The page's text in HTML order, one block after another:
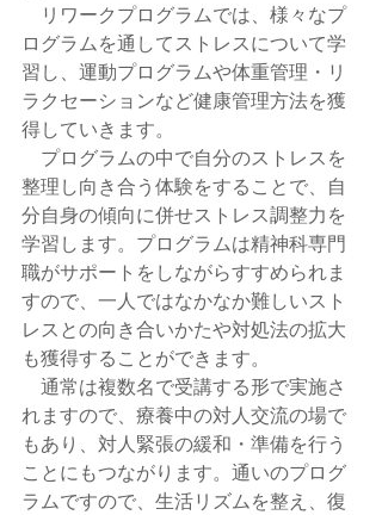
リワークプログラムでは、様々なプ
ログラムを通してストレスについて学
習し、運動プログラムや体重管理・リ
ラクセーションなど健康管理方法を獲
得していきます。
プログラムの中で自分のストレスを
整理し向き合う体験をすることで、自
分自身の傾向に併せストレス調整力を
学習します。プログラムは精神科専門
職がサポートをしながらすすめられま
すので、一人ではなかなか難しいスト
レスとの向き合いかたや対処法の拡大
も獲得することができます。
通常は複数名で受講する形で実施さ
れますので、療養中の対人交流の場で
もあり、対人緊張の緩和・準備を行う
ことにもつながります。通いのプログ
ラムですので、生活リズムを整え、復